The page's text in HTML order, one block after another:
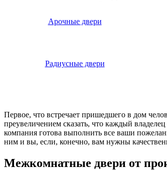
Арочные двери
Радиусные двери
Первое, что встречает пришедшего в дом
преувеличением сказать, что каждый
компания готова выполнить все ваши
ним и вы, если, конечно, вам нужны
Межкомнатные двери от